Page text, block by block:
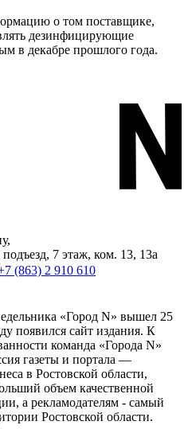
о том поставщике,
дезинфицирующие
в декабре прошлого года.
7 этаж, ком. 13, 13а
(863) 2 910 610
«Город N» вышел 25
появился сайт издания. К
команда «Города N»
газеты и портала —
в Ростовской области,
объем качественной
а рекламодателям - самый
Ростовской области.